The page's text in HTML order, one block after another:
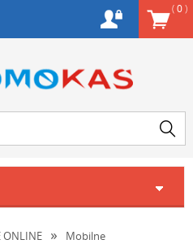
(0)
ONLINE Mobilne